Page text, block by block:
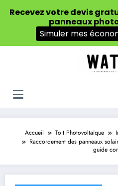
Accueil Toit Photovoltaïque
Raccordement des panneaux
guide
Recevez votre devis
panneaux
Simuler mes